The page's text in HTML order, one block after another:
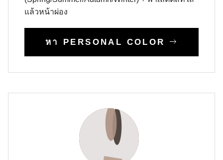
แล้วหน้าผ่อง
หา PERSONAL COLOR